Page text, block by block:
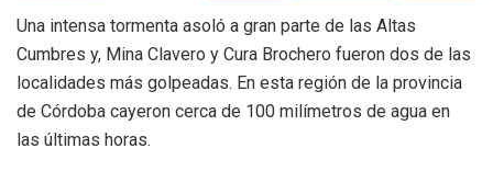
Una intensa tormenta asoló a gran parte de las Altas
Cumbres y, Mina Clavero y Cura Brochero fueron dos de las
localidades más golpeadas. En esta región de la provincia
de Córdoba cayeron cerca de 100 milímetros de agua en
las últimas horas.